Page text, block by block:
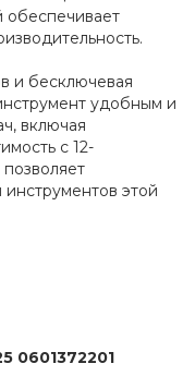
обеспечивает
и бесключевая
удобным и
включая
с 12-
инструментов этой
0601372201